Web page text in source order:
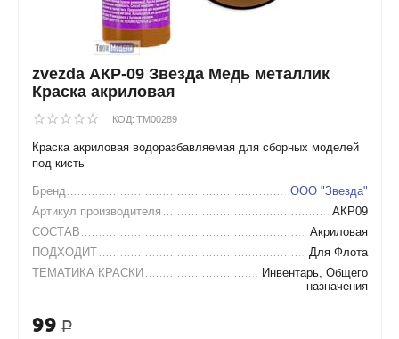
zvezda АКР-09 Звезда Медь металлик
Краска акриловая
КОД: TM00289
Краска акриловая водоразбавляемая для сборных моделей
под кисть
Бренд
ООО "Звезда"
Артикул производителя
АКР09
СОСТАВ
Акриловая
ПОДХОДИТ
Для Флота
ТЕМАТИКА КРАСКИ
Инвентарь, Общего
назначения
99 Р